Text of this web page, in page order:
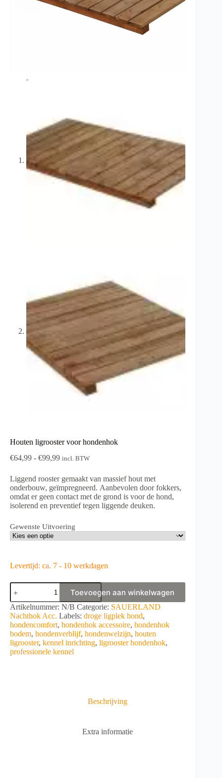
Houten ligrooster voor hondenhok
€64,99 - €99,99Prijsklasse:
tot
€99,99
incl. BTW
Liggend rooster gemaakt van massief hout met
onderbouw, geïmpregneerd. Aanbevolen door fokkers,
omdat er geen contact met de grond is voor de hond,
isolerend en preventief tegen liggende deuken.
Gewenste Uitvoering
Levertijd: ca. 7 - 10 werkdagen
Houten
ligrooster
voor
hondenhok
aantal
Toevoegen aan winkelwagen
A
l
t
e
r
n
Artikelnummer: N/B Categorie: SAUERLAND
Nachthok Acc. Labels: droge ligplek hond,
hondencomfort, hondenhok accessoire, hondenhok
bodem, hondenverblijf, hondenwelzijn, houten
ligrooster, kennel inrichting, ligrooster hondenhok,
professionele kennel
Beschrijving
Extra informatie